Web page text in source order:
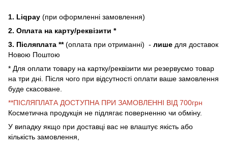
1. Liqpay (при оформленні замовлення)
2. Оплата на карту/реквізити *
3. Післяплата **(оплата при отриманні) - лише для доставок
Новою Поштою
* Для оплати товару на картку/реквізити ми резервуємо товар
на три дні. Після чого при відсутності оплати ваше замовлення
буде скасоване.
**ПІСЛЯПЛАТА ДОСТУПНА ПРИ ЗАМОВЛЕННІ ВІД 700грн
Косметична продукція не підлягає поверненню чи обміну.
У випадку якщо при доставці вас не влаштує якість або
кількість замовлення,